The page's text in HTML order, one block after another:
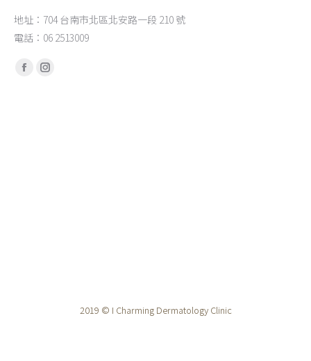
地址：704 台南市北區北安路一段 210 號
電話：06 2513009
Find us on:
FacebookInstagram
2019 © I Charming Dermatology Clinic